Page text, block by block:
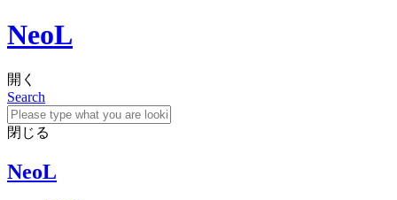
NeoL
開く
Search
閉じる
NeoL